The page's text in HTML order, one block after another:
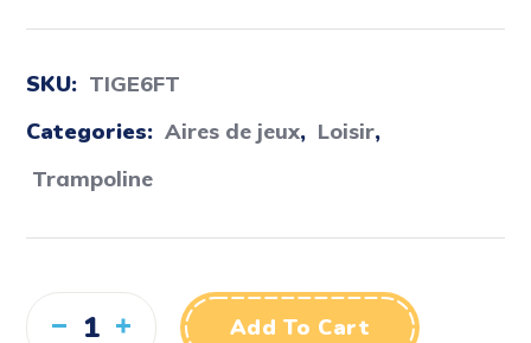
SKU: TIGE6FT
Categories: Aires de jeux, Loisir,
Trampoline
Add To Cart